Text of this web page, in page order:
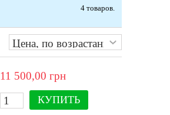
4 товаров.
11 500,00 грн
КУПИТЬ